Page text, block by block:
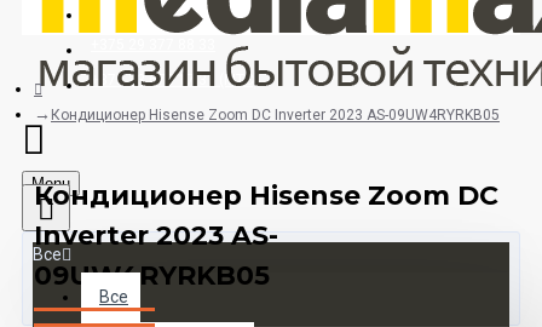
Регистрация
+375 33 673 17 31 (МТС)
Menu
Все
Все
Кондиционер Hisense Zoom DC Inverter 2023 AS-09UW4RYRKB05
Кондиционер Hisense Zoom DC
Inverter 2023 AS-
09UW4RYRKB05